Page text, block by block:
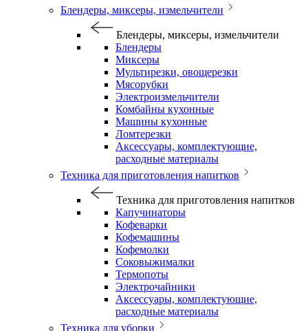
Блендеры, миксеры, измельчители
Блендеры, миксеры, измельчители
Блендеры
Миксеры
Мультирезки, овощерезки
Мясорубки
Электроизмельчители
Комбайны кухонные
Машины кухонные
Ломтерезки
Аксессуары, комплектующие,
расходные материалы
Техника для приготовления напитков
Техника для приготовления напитков
Капучинаторы
Кофеварки
Кофемашины
Кофемолки
Соковыжималки
Термопоты
Электрочайники
Аксессуары, комплектующие,
расходные материалы
Техника для уборки